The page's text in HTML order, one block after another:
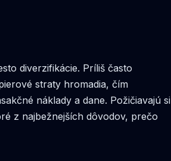
diverzifikácie. Príliš často
straty hromadia, čím
náklady a dane. Požičiavajú si
z najbežnejších dôvodov, prečo